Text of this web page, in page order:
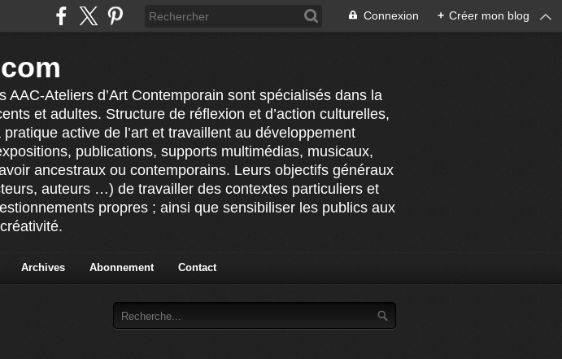
Connexion + Créer mon blog
Ateliers d’Art Contemporain sont spécialisés dans la
et adultes. Structure de réflexion et d’action culturelles,
active de l’art et travaillent au développement
publications, supports multimédias, musicaux,
ancestraux ou contemporains. Leurs objectifs généraux
auteurs …) de travailler des contextes particuliers et
propres ; ainsi que sensibiliser les publics aux
Archives Abonnement Contact